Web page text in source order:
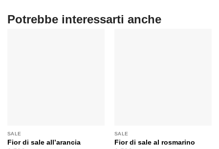
SALE
Fior di sale all’arancia
SALE
Fior di sale al rosmarino